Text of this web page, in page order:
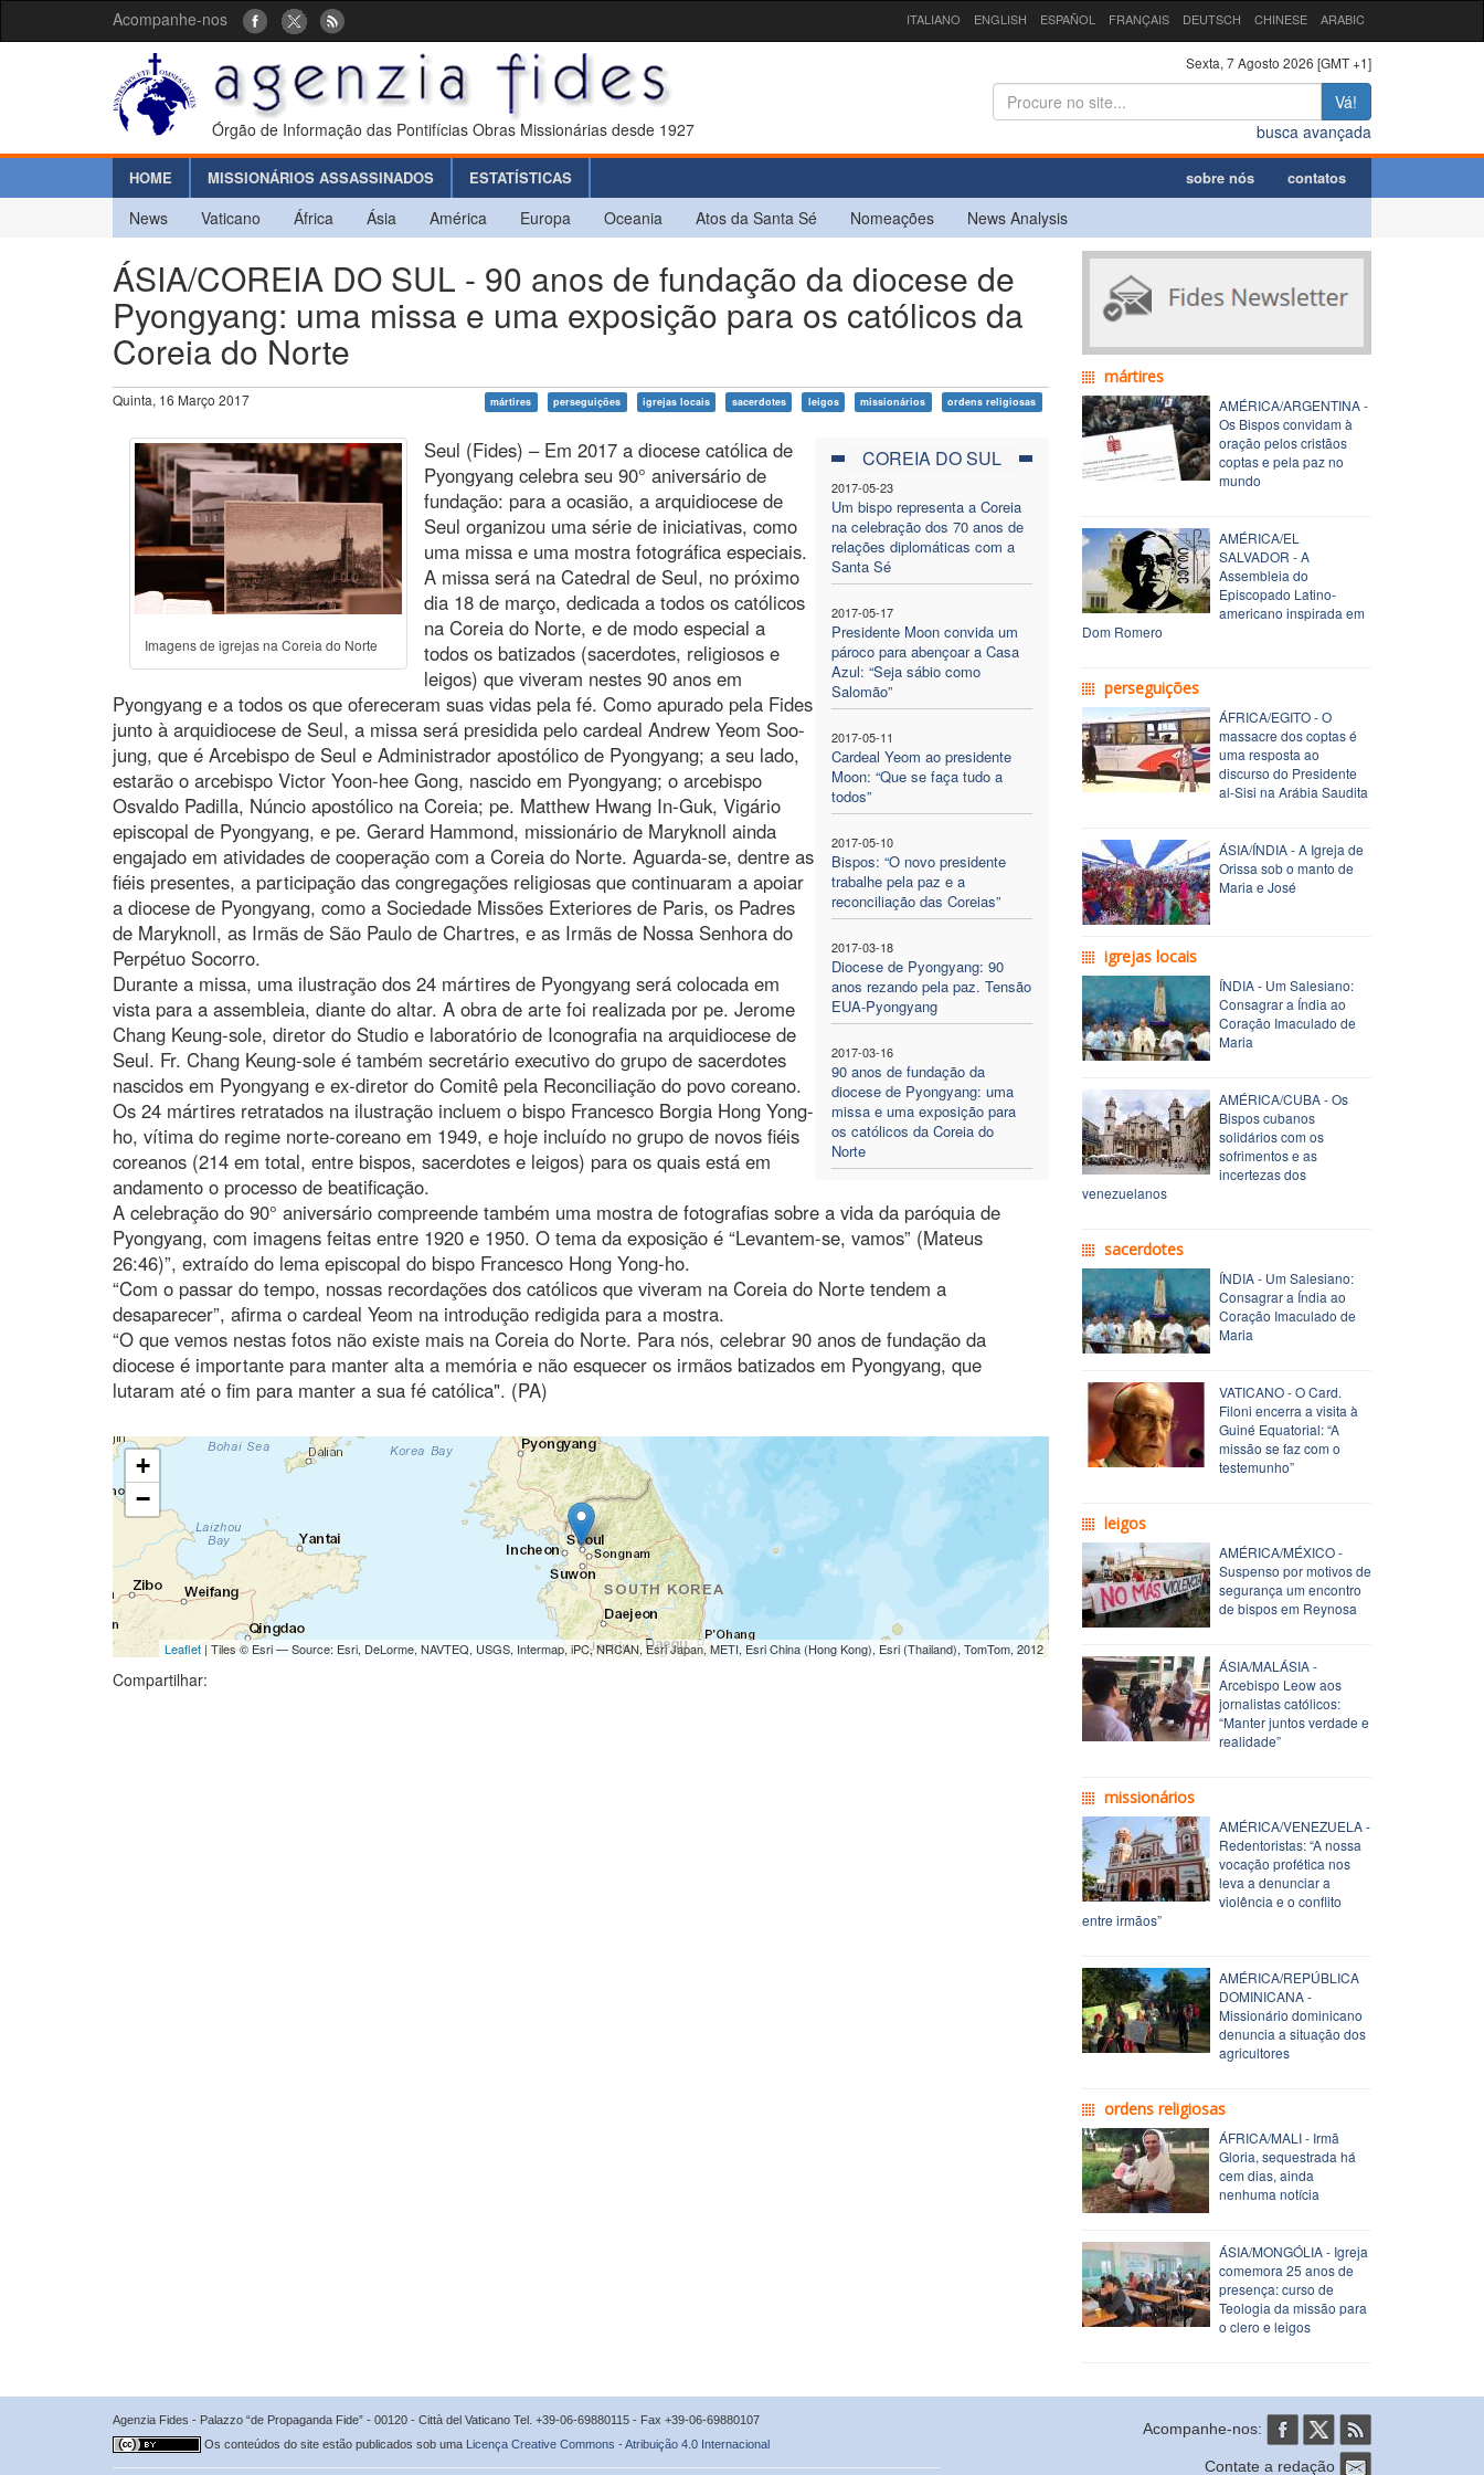
Acompanhe-nos ITALIANO ENGLISH ESPAÑOL FRANÇAIS DEUTSCH CHINESE ARABIC
Órgão de Informação das Pontifícias Obras Missionárias desde 1927
Sexta, 7 Agosto 2026 [GMT +1]
Vá!
busca avançada
HOME MISSIONÁRIOS ASSASSINADOS ESTATÍSTICAS sobre nós contatos
News Vaticano África Ásia América Europa Oceania Atos da Santa Sé Nomeações News Analysis
ÁSIA/COREIA DO SUL - 90 anos de fundação da diocese de
Pyongyang: uma missa e uma exposição para os católicos da
Coreia do Norte
Quinta, 16 Março 2017 mártires perseguições igrejas locais sacerdotes leigos missionários ordens religiosas
Imagens de igrejas na Coreia do Norte
COREIA DO SUL
2017-05-23
Um bispo representa a Coreia
na celebração dos 70 anos de
relações diplomáticas com a
Santa Sé
2017-05-17
Presidente Moon convida um
pároco para abençoar a Casa
Azul: “Seja sábio como
Salomão”
2017-05-11
Cardeal Yeom ao presidente
Moon: “Que se faça tudo a
todos” 
2017-05-10
Bispos: “O novo presidente
trabalhe pela paz e a
reconciliação das Coreias”
2017-03-18
Diocese de Pyongyang: 90
anos rezando pela paz. Tensão
EUA-Pyongyang
2017-03-16
90 anos de fundação da
diocese de Pyongyang: uma
missa e uma exposição para
os católicos da Coreia do
Norte
Seul (Fides) – Em 2017 a diocese católica de
Pyongyang celebra seu 90° aniversário de
fundação: para a ocasião, a arquidiocese de
Seul organizou uma série de iniciativas, como
uma missa e uma mostra fotográfica especiais.
A missa será na Catedral de Seul, no próximo
dia 18 de março, dedicada a todos os católicos
na Coreia do Norte, e de modo especial a
todos os batizados (sacerdotes, religiosos e
leigos) que viveram nestes 90 anos em
Pyongyang e a todos os que ofereceram suas vidas pela fé. Como apurado pela Fides
junto à arquidiocese de Seul, a missa será presidida pelo cardeal Andrew Yeom Soo-
jung, que é Arcebispo de Seul e Administrador apostólico de Pyongyang; a seu lado,
estarão o arcebispo Victor Yoon-hee Gong, nascido em Pyongyang; o arcebispo
Osvaldo Padilla, Núncio apostólico na Coreia; pe. Matthew Hwang In-Guk, Vigário
episcopal de Pyongyang, e pe. Gerard Hammond, missionário de Maryknoll ainda
engajado em atividades de cooperação com a Coreia do Norte. Aguarda-se, dentre as
fiéis presentes, a participação das congregações religiosas que continuaram a apoiar
a diocese de Pyongyang, como a Sociedade Missões Exteriores de Paris, os Padres
de Maryknoll, as Irmãs de São Paulo de Chartres, e as Irmãs de Nossa Senhora do
Perpétuo Socorro.
Durante a missa, uma ilustração dos 24 mártires de Pyongyang será colocada em
vista para a assembleia, diante do altar. A obra de arte foi realizada por pe. Jerome
Chang Keung-sole, diretor do Studio e laboratório de Iconografia na arquidiocese de
Seul. Fr. Chang Keung-sole é também secretário executivo do grupo de sacerdotes
nascidos em Pyongyang e ex-diretor do Comitê pela Reconciliação do povo coreano.
Os 24 mártires retratados na ilustração incluem o bispo Francesco Borgia Hong Yong-
ho, vítima do regime norte-coreano em 1949, e hoje incluído no grupo de novos fiéis
coreanos (214 em total, entre bispos, sacerdotes e leigos) para os quais está em
andamento o processo de beatificação.
A celebração do 90° aniversário compreende também uma mostra de fotografias sobre a vida da paróquia de
Pyongyang, com imagens feitas entre 1920 e 1950. O tema da exposição é “Levantem-se, vamos” (Mateus
26:46)”, extraído do lema episcopal do bispo Francesco Hong Yong-ho.
“Com o passar do tempo, nossas recordações dos católicos que viveram na Coreia do Norte tendem a
desaparecer”, afirma o cardeal Yeom na introdução redigida para a mostra.
“O que vemos nestas fotos não existe mais na Coreia do Norte. Para nós, celebrar 90 anos de fundação da
diocese é importante para manter alta a memória e não esquecer os irmãos batizados em Pyongyang, que
lutaram até o fim para manter a sua fé católica". (PA)
+
−
Leaflet| Tiles © Esri — Source: Esri, DeLorme, NAVTEQ, USGS, Intermap, iPC, NRCAN, Esri Japan, METI, Esri China (Hong Kong), Esri (Thailand), TomTom, 2012
Compartilhar:
mártires
AMÉRICA/ARGENTINA -
Os Bispos convidam à
oração pelos cristãos
coptas e pela paz no
mundo
AMÉRICA/EL
SALVADOR - A
Assembleia do
Episcopado Latino-
americano inspirada em
Dom Romero
perseguições
ÁFRICA/EGITO - O
massacre dos coptas é
uma resposta ao
discurso do Presidente
al-Sisi na Arábia Saudita
ÁSIA/ÍNDIA - A Igreja de
Orissa sob o manto de
Maria e José
igrejas locais
ÍNDIA - Um Salesiano:
Consagrar a Índia ao
Coração Imaculado de
Maria
AMÉRICA/CUBA - Os
Bispos cubanos
solidários com os
sofrimentos e as
incertezas dos
venezuelanos
sacerdotes
ÍNDIA - Um Salesiano:
Consagrar a Índia ao
Coração Imaculado de
Maria
VATICANO - O Card.
Filoni encerra a visita à
Guiné Equatorial: “A
missão se faz com o
testemunho”
leigos
AMÉRICA/MÉXICO -
Suspenso por motivos de
segurança um encontro
de bispos em Reynosa
ÁSIA/MALÁSIA -
Arcebispo Leow aos
jornalistas católicos:
“Manter juntos verdade e
realidade”
missionários
AMÉRICA/VENEZUELA -
Redentoristas: “A nossa
vocação profética nos
leva a denunciar a
violência e o conflito
entre irmãos”
AMÉRICA/REPÚBLICA
DOMINICANA -
Missionário dominicano
denuncia a situação dos
agricultores
ordens religiosas
ÁFRICA/MALI - Irmã
Gloria, sequestrada há
cem dias, ainda
nenhuma notícia
ÁSIA/MONGÓLIA - Igreja
comemora 25 anos de
presença: curso de
Teologia da missão para
o clero e leigos
Agenzia Fides - Palazzo “de Propaganda Fide” - 00120 - Città del Vaticano Tel. +39-06-69880115 - Fax +39-06-69880107
Os conteúdos do site estão publicados sob uma Licença Creative Commons - Atribuição 4.0 Internacional
Acompanhe-nos:
Contate a redação